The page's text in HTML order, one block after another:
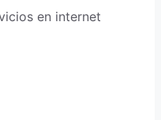
en internet